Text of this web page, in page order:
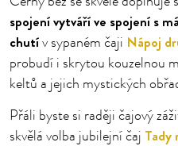
spojení vytváří ve spojení s
chutív sypaném čaji Nápoj
probudí i skrytou kouzelnou
keltů a jejich mystických
Přáli byste si raději čajový
skvělá volba jubilejní čaj Tady